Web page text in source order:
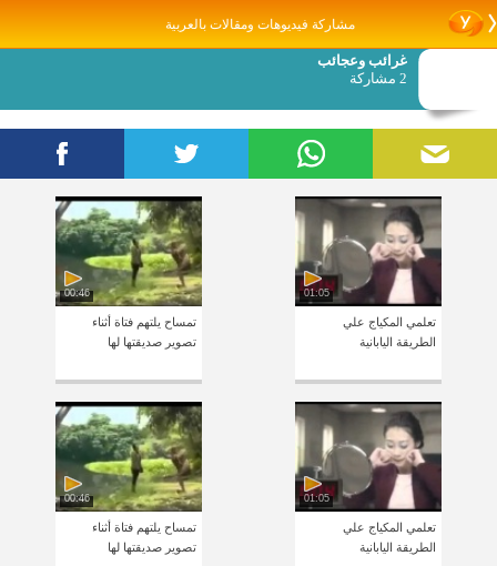
مشاركة فيديوهات ومقالات بالعربية
غرائب وعجائب
2 مشاركة
01:05
تعلمي المكياج علي
الطريقة اليابانية‬
00:46
تمساح يلتهم فتاة أثناء
تصوير صديقتها لها‎
01:05
تعلمي المكياج علي
الطريقة اليابانية‬
00:46
تمساح يلتهم فتاة أثناء
تصوير صديقتها لها‎